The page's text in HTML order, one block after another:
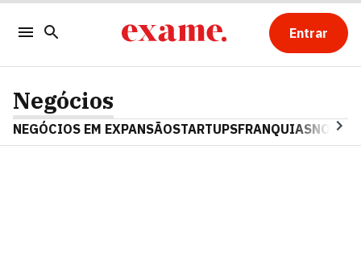
Entrar
Negócios
NEGÓCIOS EM EXPANSÃOSTARTUPSFRANQUIAS